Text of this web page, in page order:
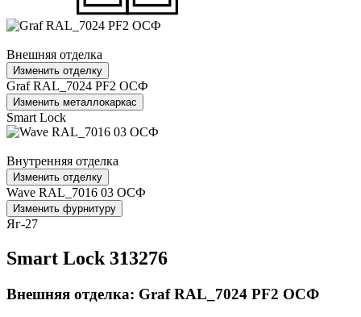
Внешняя отделка
Изменить отделку
Graf RAL_7024 PF2 ОСФ
Изменить металлокаркас
Smart Lock
Внутренняя отделка
Изменить отделку
Wave RAL_7016 03 ОСФ
Изменить фурнитуру
Яг-27
Smart Lock 313276
Внешняя отделка: Graf RAL_7024 PF2 ОСФ